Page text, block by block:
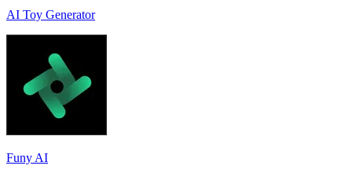
AI Toy Generator
Funy AI